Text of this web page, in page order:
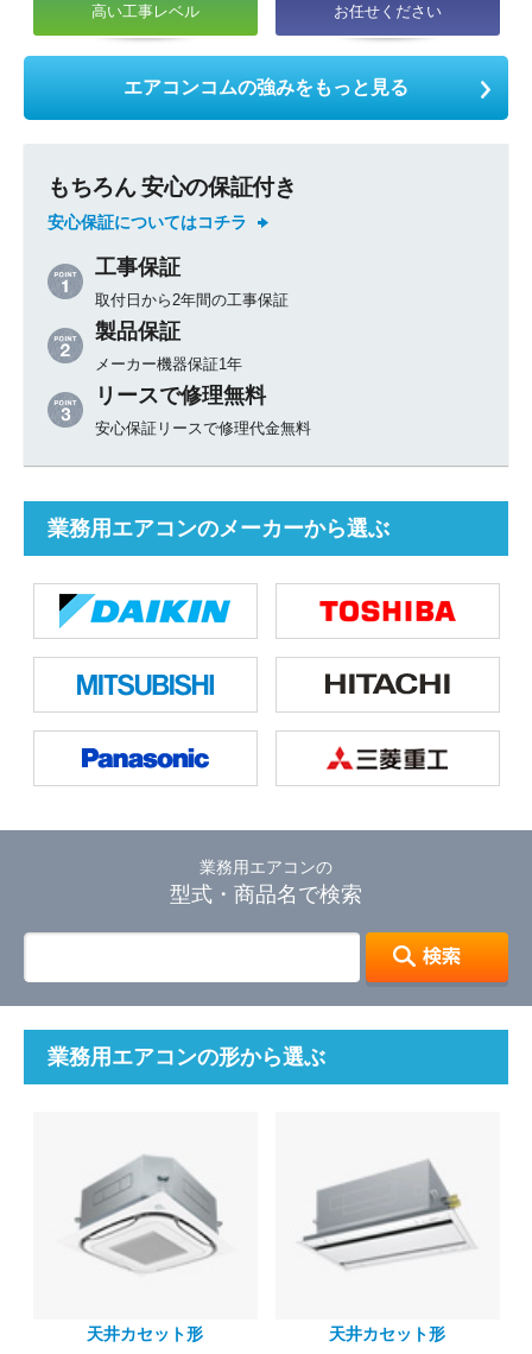
高い工事レベル
お任せください
エアコンコムの強みをもっと見る
もちろん 安心の保証付き
安心保証についてはコチラ
工事保証
取付日から2年間の工事保証
製品保証
メーカー機器保証1年
リースで修理無料
安心保証リースで修理代金無料
業務用エアコンのメーカーから選ぶ
業務用エアコンの
型式・商品名で検索
業務用エアコンの形から選ぶ
天井カセット形
天井カセット形